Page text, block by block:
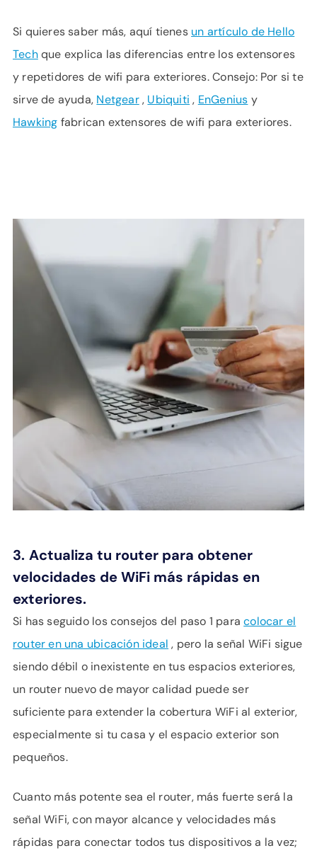
Si quieres saber más, aquí tienes un artículo de Hello
Techque explica las diferencias entre los extensores
y repetidores de wifi para exteriores. Consejo: Por si te
sirve de ayuda, Netgear, Ubiquiti , EnGenius y
Hawking fabrican extensores de wifi para exteriores.
3. Actualiza tu router para obtener
velocidades de WiFi más rápidas en
exteriores.
Si has seguido los consejos del paso 1 paracolocar el
router en una ubicación ideal , pero la señal WiFi sigue
siendo débil o inexistente en tus espacios exteriores,
un router nuevo de mayor calidad puede ser
suficiente para extender la cobertura WiFi al exterior,
especialmente si tu casa y el espacio exterior son
pequeños.
Cuanto más potente sea el router, más fuerte será la
señal WiFi, con mayor alcance y velocidades más
rápidas para conectar todos tus dispositivos a la vez;